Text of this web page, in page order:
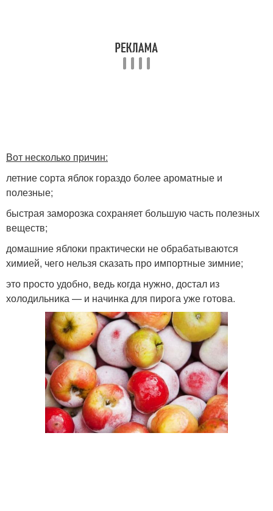
Вот несколько причин:
летние сорта яблок гораздо более ароматные и
полезные;
быстрая заморозка сохраняет большую часть полезных
веществ;
домашние яблоки практически не обрабатываются
химией, чего нельзя сказать про импортные зимние;
это просто удобно, ведь когда нужно, достал из
холодильника — и начинка для пирога уже готова.